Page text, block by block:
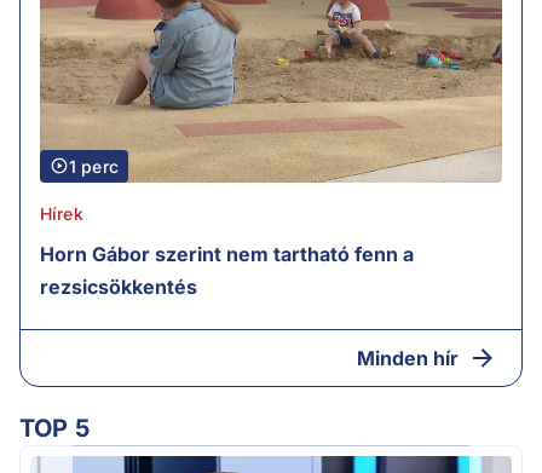
1 perc
Hírek
Horn Gábor szerint nem tartható fenn a
rezsicsökkentés
Minden hír
TOP 5